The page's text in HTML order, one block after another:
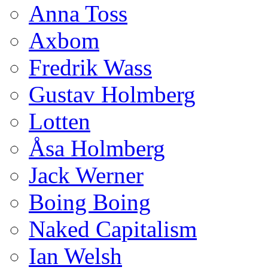
Anna Toss
Axbom
Fredrik Wass
Gustav Holmberg
Lotten
Åsa Holmberg
Jack Werner
Boing Boing
Naked Capitalism
Ian Welsh